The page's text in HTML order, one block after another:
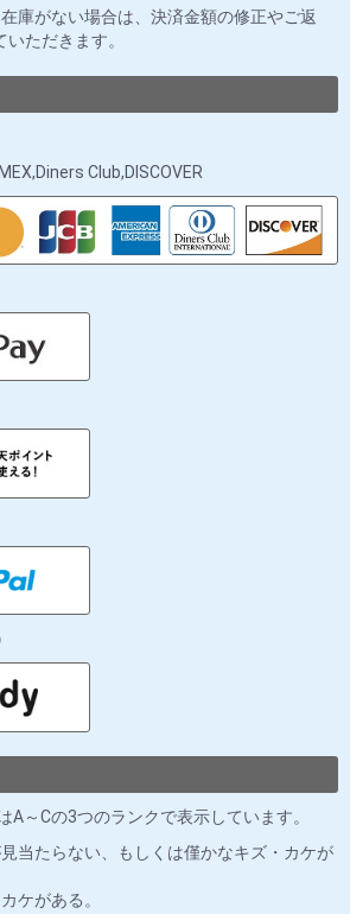
庫がない場合は、決済金額の修正やご返
ただきます。
Club,DISCOVER
A～Cの3つのランクで表示しています。
見当たらない、もしくは僅かなキズ・カケが
ケがある。